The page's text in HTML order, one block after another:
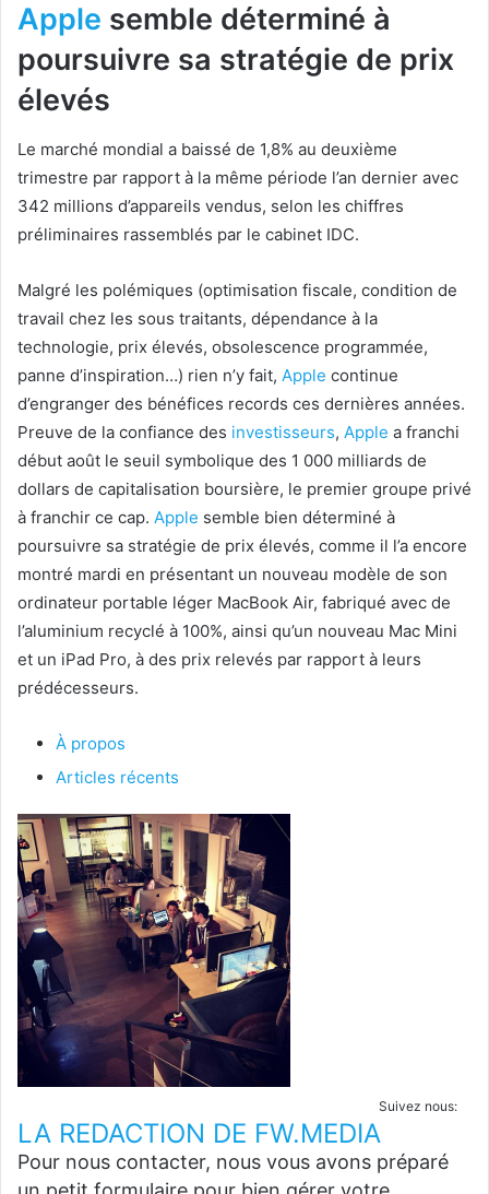
Apple semble déterminé à
poursuivre sa stratégie de prix
élevés
Le marché mondial a baissé de 1,8% au deuxième
trimestre par rapport à la même période l’an dernier avec
342 millions d’appareils vendus, selon les chiffres
préliminaires rassemblés par le cabinet IDC.
Malgré les polémiques (optimisation fiscale, condition de
travail chez les sous traitants, dépendance à la
technologie, prix élevés, obsolescence programmée,
panne d’inspiration…) rien n’y fait, Apple continue
d’engranger des bénéfices records ces dernières années.
Preuve de la confiance des investisseurs, Apple a franchi
début août le seuil symbolique des 1 000 milliards de
dollars de capitalisation boursière, le premier groupe privé
à franchir ce cap. Apple semble bien déterminé à
poursuivre sa stratégie de prix élevés, comme il l’a encore
montré mardi en présentant un nouveau modèle de son
ordinateur portable léger MacBook Air, fabriqué avec de
l’aluminium recyclé à 100%, ainsi qu’un nouveau Mac Mini
et un iPad Pro, à des prix relevés par rapport à leurs
prédécesseurs.
À propos
Articles récents
Suivez nous:
LA REDACTION DE FW.MEDIA
Pour nous contacter, nous vous avons préparé